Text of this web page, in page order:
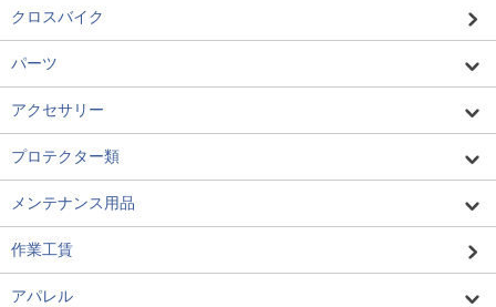
クロスバイク
パーツ
アクセサリー
プロテクター類
メンテナンス用品
作業工賃
アパレル